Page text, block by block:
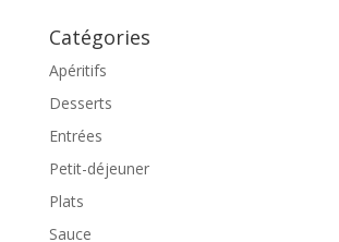
Catégories
Apéritifs
Desserts
Entrées
Petit-déjeuner
Plats
Sauce